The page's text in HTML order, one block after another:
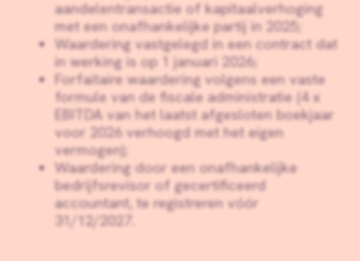
aandelentransactie of kapitaalverhoging
met een onafhankelijke partij in 2025;
Waardering vastgelegd in een contract dat
in werking is op 1 januari 2026;
Forfaitaire waardering volgens een vaste
formule van de fiscale administratie (4 x
EBITDA van het laatst afgesloten boekjaar
voor 2026 verhoogd met het eigen
vermogen);
Waardering door een onafhankelijke
bedrijfsrevisor of gecertificeerd
accountant, te registreren vóór
31/12/2027.